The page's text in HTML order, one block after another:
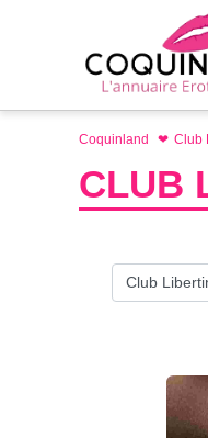
Coquinland Club
CLUB
Club